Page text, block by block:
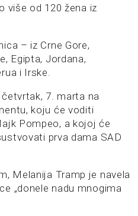
više od 120 žena iz
– iz Crne Gore,
Egipta, Jordana,
i Irske.
7. marta na
koju će voditi
Pompeo, a kojoj će
prva dama SAD
Melanija Tramp je navela
„donele nadu mnogima